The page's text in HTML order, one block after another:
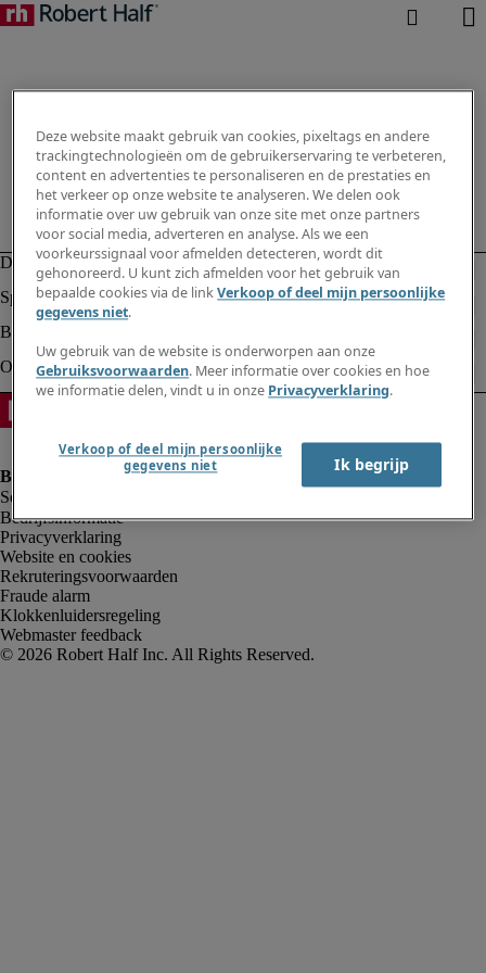
Bedrijfsinformatie
Privacyverklaring
Website en cookies
Rekruteringsvoorwaarden
Fraude alarm
Klokkenluidersregeling
Webmaster feedback
Deze website maakt gebruik van cookies, pixeltags en andere
trackingtechnologieën om de gebruikerservaring te verbeteren,
content en advertenties te personaliseren en de prestaties en
het verkeer op onze website te analyseren. We delen ook
informatie over uw gebruik van onze site met onze partners
voor social media, adverteren en analyse. Als we een
voorkeurssignaal voor afmelden detecteren, wordt dit
gehonoreerd. U kunt zich afmelden voor het gebruik van
bepaalde cookies via de linkVerkoop of deel mijn persoonlijke
gegevens niet.
Uw gebruik van de website is onderworpen aan onze
Gebruiksvoorwaarden. Meer informatie over cookies en hoe
we informatie delen, vindt u in onze Privacyverklaring.
Verkoop of deel mijn persoonlijke
gegevens niet
Ik begrijp